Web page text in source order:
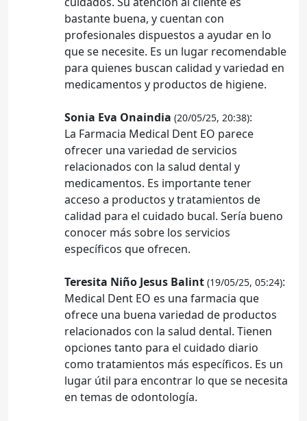
bastante buena, y cuentan con
profesionales dispuestos a ayudar en lo
que se necesite. Es un lugar recomendable
para quienes buscan calidad y variedad en
medicamentos y productos de higiene.
Sonia Eva Onaindia (20/05/25, 20:38):
La Farmacia Medical Dent EO parece
ofrecer una variedad de servicios
relacionados con la salud dental y
medicamentos. Es importante tener
acceso a productos y tratamientos de
calidad para el cuidado bucal. Sería bueno
conocer más sobre los servicios
específicos que ofrecen.
Teresita Niño Jesus Balint (19/05/25, 05:24):
Medical Dent EO es una farmacia que
ofrece una buena variedad de productos
relacionados con la salud dental. Tienen
opciones tanto para el cuidado diario
como tratamientos más específicos. Es un
lugar útil para encontrar lo que se necesita
en temas de odontología.